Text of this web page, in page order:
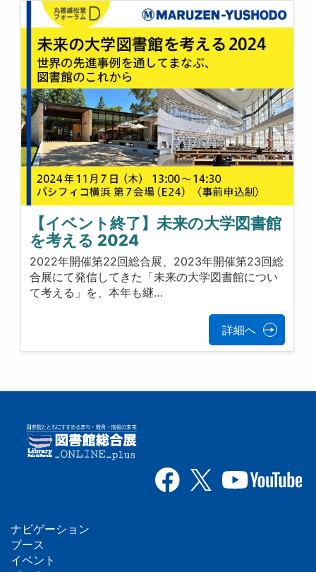
【イベント終了】未来の大学図書館
を考える 2024
2022年開催第22回総合展、2023年開催第23回総
合展にて発信してきた「未来の大学図書館につい
て考える」を、本年も継…
詳細へ
フ
ナビゲーション
ブース
イベント